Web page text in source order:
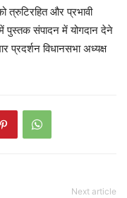
त्रुटिरहित और प्रभावी
में पुस्तक संपादन में योगदान देने
प्रदर्शन विधानसभा अध्यक्ष
Next article